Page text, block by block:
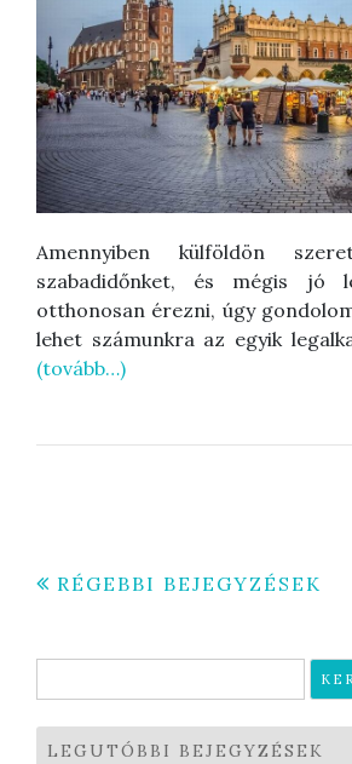
Amennyiben külföldön
szabadidőnket, és mégis jó
otthonosan érezni, úgy
lehet számunkra az egyik
(tovább…)
Bejegyzés
RÉGEBBI BEJEGYZÉSEK
LEGUTÓBBI BEJEGYZÉSEK